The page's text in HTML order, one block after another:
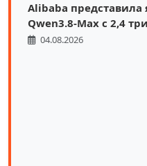
Alibaba
Qwen3.8-Max с 2,4
04.08.2026